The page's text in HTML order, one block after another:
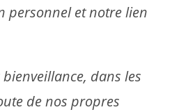
personnel et notre lien
dans les
de nos propres